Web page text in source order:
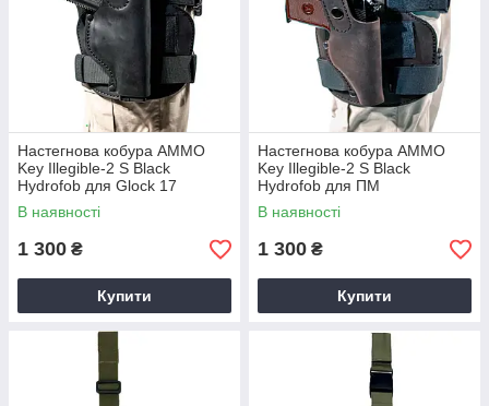
Настегнова кобура AMMO
Key Illegible-2 S Black
Hydrofob для Glock 17
В наявності
1 300 ₴
Купити
Настегнова кобура AMMO
Key Illegible-2 S Black
Hydrofob для ПМ
В наявності
1 300 ₴
Купити